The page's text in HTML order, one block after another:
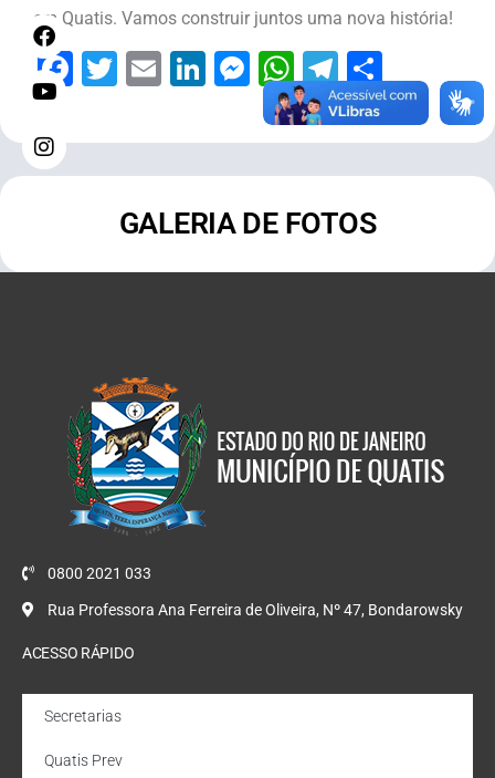
em Quatis. Vamos construir juntos uma nova história!
Facebook
Twitter
EmailLinkedIn
Messenger
WhatsApp
Telegram
GALERIA DE FOTOS
0800 2021 033
Rua Professora Ana Ferreira de Oliveira, Nº 47, Bondarowsky
ACESSO RÁPIDO
Secretarias
Quatis Prev